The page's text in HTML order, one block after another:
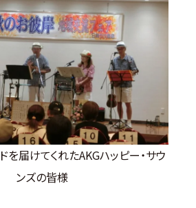
を届けてくれたAKGハッピー・サウ
ンズの皆様